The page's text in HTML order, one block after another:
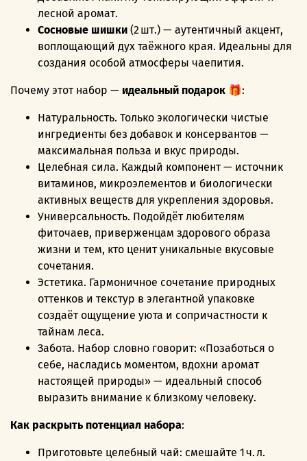
лесной аромат.
Сосновые шишки (2 шт.) — аутентичный акцент,
воплощающий дух таёжного края. Идеальны для
создания особой атмосферы чаепития.
Почему этот набор — идеальный подарок 🎁:
Натуральность. Только экологически чистые
ингредиенты без добавок и консервантов —
максимальная польза и вкус природы.
Целебная сила. Каждый компонент — источник
витаминов, микроэлементов и биологически
активных веществ для укрепления здоровья.
Универсальность. Подойдёт любителям
фиточаев, приверженцам здорового образа
жизни и тем, кто ценит уникальные вкусовые
сочетания.
Эстетика. Гармоничное сочетание природных
оттенков и текстур в элегантной упаковке
создаёт ощущение уюта и сопричастности к
тайнам леса.
Забота. Набор словно говорит: «Позаботься о
себе, насладись моментом, вдохни аромат
настоящей природы» — идеальный способ
выразить внимание к близкому человеку.
Как раскрыть потенциал набора:
Приготовьте целебный чай: смешайте 1 ч. л.